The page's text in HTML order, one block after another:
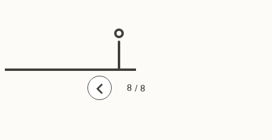
Bakåt 1
2
3
4
5
6
7
8 / 8